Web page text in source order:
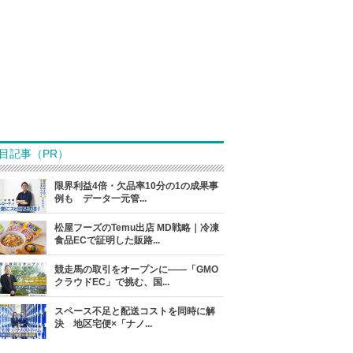
記事（PR）
限界利益4倍・欠品率10分の1の成果事
例も データ一元管...
松屋フーズのTemu出店 MD戦略｜冷凍
食品ECで証明した販路...
競走馬の取引をオープンに――「GMO
クラウドEC」で挑む、国...
スペース不足と配送コストを同時に解
決 地区宅便×「ナノ...